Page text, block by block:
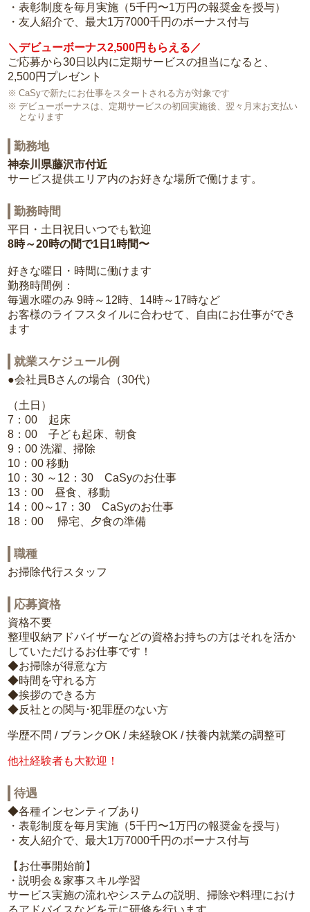
・表彰制度を毎月実施（5千円〜1万円の報奨金を授与）
・友人紹介で、最大1万7000千円のボーナス付与
＼デビューボーナス2,500円もらえる／
ご応募から30日以内に定期サービスの担当になると、
2,500円プレゼント
CaSyで新たにお仕事をスタートされる方が対象です
デビューボーナスは、定期サービスの初回実施後、翌々月末お支払い
となります
勤務地
神奈川県藤沢市付近
サービス提供エリア内のお好きな場所で働けます。
勤務時間
平日・土日祝日いつでも歓迎
8時～20時の間で1日1時間〜
好きな曜日・時間に働けます
勤務時間例：
毎週水曜のみ 9時～12時、14時～17時など
お客様のライフスタイルに合わせて、自由にお仕事ができ
ます
就業スケジュール例
●会社員Bさんの場合（30代）
（土日）
7：00 起床
8：00 子ども起床、朝食
9：00 洗濯、掃除
10：00 移動
10：30 ～12：30 CaSyのお仕事
13：00 昼食、移動
14：00～17：30 CaSyのお仕事
18：00 帰宅、夕食の準備
職種
お掃除代行スタッフ
応募資格
資格不要
整理収納アドバイザーなどの資格お持ちの方はそれを活か
していただけるお仕事です！
◆お掃除が得意な方
◆時間を守れる方
◆挨拶のできる方
◆反社との関与･犯罪歴のない方
学歴不問 / ブランクOK / 未経験OK / 扶養内就業の調整可
他社経験者も大歓迎！
待遇
◆各種インセンティブあり
・表彰制度を毎月実施（5千円〜1万円の報奨金を授与）
・友人紹介で、最大1万7000千円のボーナス付与
【お仕事開始前】
・説明会＆家事スキル学習
サービス実施の流れやシステムの説明、掃除や料理におけ